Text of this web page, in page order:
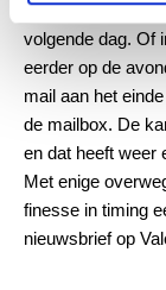
die in de “buzz”
volgende dag. Of
eerder op de
mail aan het
de mailbox. De
en dat heeft weer
Met enige
finesse in timing
nieuwsbrief op